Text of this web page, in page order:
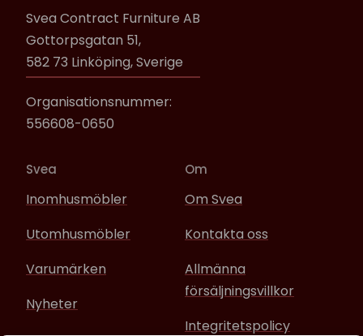
Svea Contract Furniture AB
Gottorpsgatan 51,
582 73 Linköping, Sverige
Organisationsnummer:
556608-0650
Svea
Inomhusmöbler
Utomhusmöbler
Varumärken
Nyheter
Om
Om Svea
Kontakta oss
Allmänna
försäljningsvillkor
Integritetspolicy